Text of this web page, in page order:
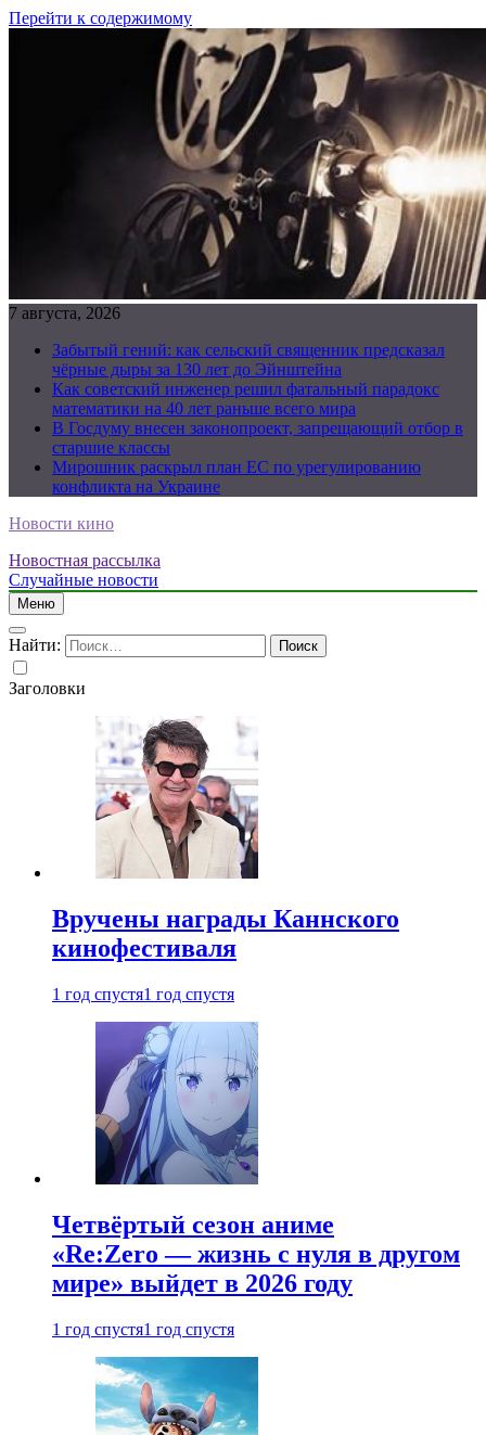
Перейти к содержимому
7 августа, 2026
Забытый гений: как сельский священник предсказал
чёрные дыры за 130 лет до Эйнштейна
Как советский инженер решил фатальный парадокс
математики на 40 лет раньше всего мира
В Госдуму внесен законопроект, запрещающий отбор в
старшие классы
Мирошник раскрыл план ЕС по урегулированию
конфликта на Украине
Новости кино
Новостная рассылка
Случайные новости
Меню
Найти:
Заголовки
Вручены награды Каннского
кинофестиваля
1 год спустя1 год спустя
Четвёртый сезон аниме
«Re:Zero — жизнь с нуля в другом
мире» выйдет в 2026 году
1 год спустя1 год спустя